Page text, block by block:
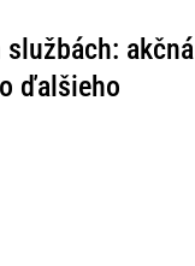
akčná
ďalšieho